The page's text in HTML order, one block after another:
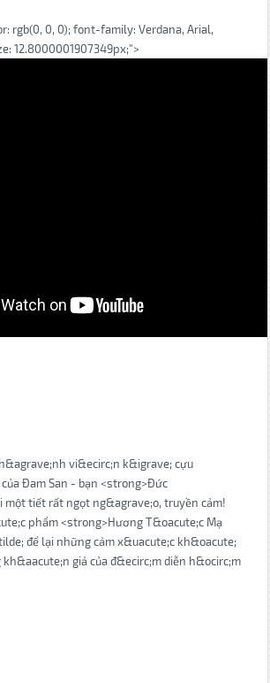
rgb(0, 0, 0); font-family: Verdana, Arial,
12.8000001907349px;">
vi&ecirc;n k&igrave; cựu
Đam San - bạn <strong>Đức
tiết rất ngọt ng&agrave;o, truyền cảm!
phẩm <strong>Hương T&oacute;c Mạ
để lại những cảm x&uacute;c kh&oacute;
giả của đ&ecirc;m diễn h&ocirc;m